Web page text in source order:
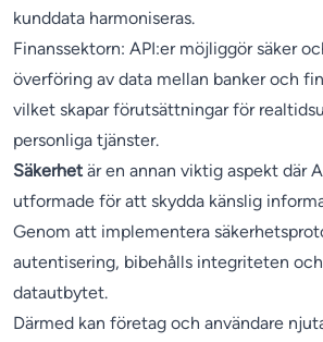
kunddata harmoniseras.
Finanssektorn: API:er möjliggör säker
överföring av data mellan banker och
vilket skapar förutsättningar för
personliga tjänster.
Säkerhetär en annan viktig aspekt där
utformade för att skydda känslig
Genom att implementera
autentisering, bibehålls integriteten
datautbytet.
Därmed kan företag och användare